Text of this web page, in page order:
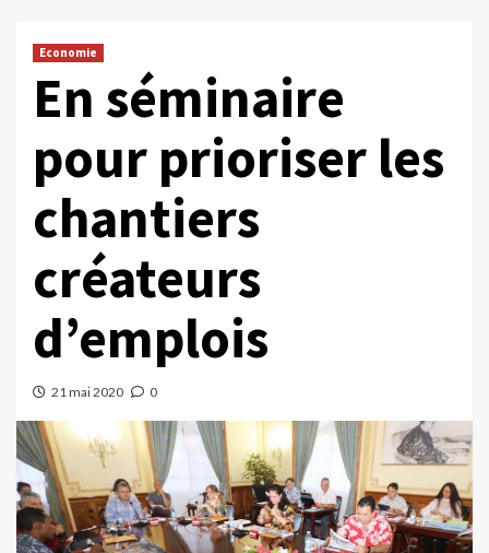
Economie
En séminaire
pour prioriser les
chantiers
créateurs
d’emplois
21 mai 2020 0